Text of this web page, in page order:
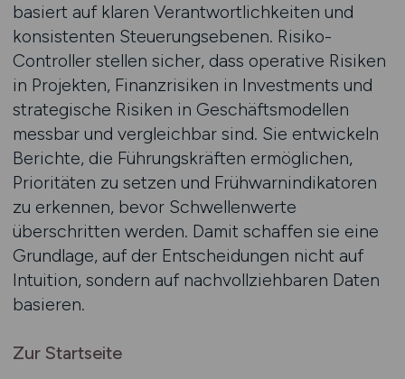
basiert auf klaren Verantwortlichkeiten und
konsistenten Steuerungsebenen. Risiko-
Controller stellen sicher, dass operative Risiken
in Projekten, Finanzrisiken in Investments und
strategische Risiken in Geschäftsmodellen
messbar und vergleichbar sind. Sie entwickeln
Berichte, die Führungskräften ermöglichen,
Prioritäten zu setzen und Frühwarnindikatoren
zu erkennen, bevor Schwellenwerte
überschritten werden. Damit schaffen sie eine
Grundlage, auf der Entscheidungen nicht auf
Intuition, sondern auf nachvollziehbaren Daten
basieren.
Zur Startseite